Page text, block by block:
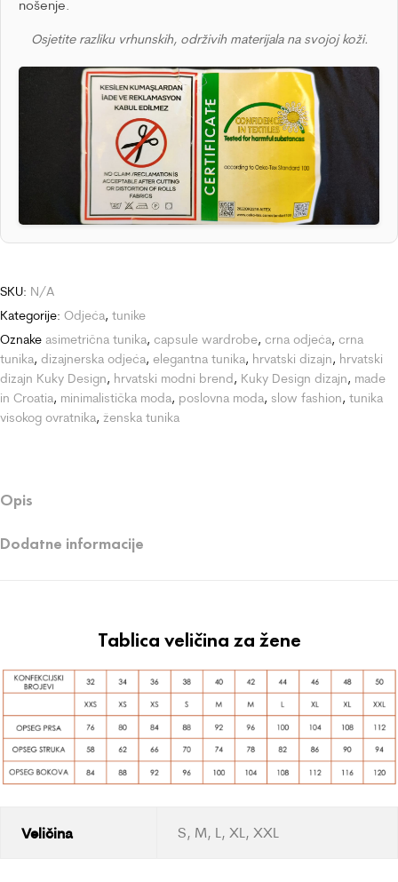
nošenje.
Osjetite razliku vrhunskih, održivih materijala na svojoj koži.
SKU: N/A
Kategorije: Odjeća, tunike
Oznake asimetrična tunika, capsule wardrobe, crna odjeća, crna
tunika, dizajnerska odjeća, elegantna tunika, hrvatski dizajn, hrvatski
dizajn Kuky Design, hrvatski modni brend, Kuky Design dizajn, made
in Croatia, minimalistička moda, poslovna moda, slow fashion, tunika
visokog ovratnika, ženska tunika
Opis
Dodatne informacije
Tablica veličina za žene
Veličina S, M, L, XL, XXL